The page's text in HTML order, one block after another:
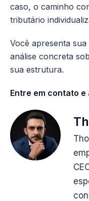
caso, o caminho
tributário
Você apresenta
análise concreta
sua estrutura.
Entre em contato